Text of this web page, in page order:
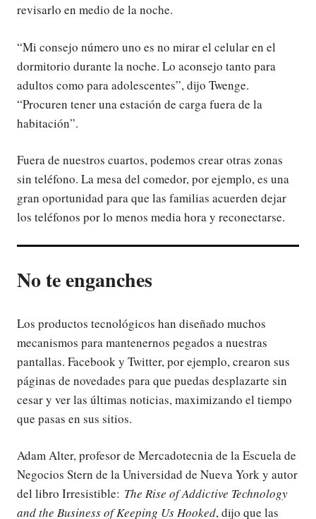
revisarlo en medio de la noche.
“Mi consejo número uno es no mirar el celular en el
dormitorio durante la noche. Lo aconsejo tanto para
adultos como para adolescentes”, dijo Twenge.
“Procuren tener una estación de carga fuera de la
habitación”.
Fuera de nuestros cuartos, podemos crear otras zonas
sin teléfono. La mesa del comedor, por ejemplo, es una
gran oportunidad para que las familias acuerden dejar
los teléfonos por lo menos media hora y reconectarse.
No te enganches
Los productos tecnológicos han diseñado muchos
mecanismos para mantenernos pegados a nuestras
pantallas. Facebook y Twitter, por ejemplo, crearon sus
páginas de novedades para que puedas desplazarte sin
cesar y ver las últimas noticias, maximizando el tiempo
que pasas en sus sitios.
Adam Alter, profesor de Mercadotecnia de la Escuela de
Negocios Stern de la Universidad de Nueva York y autor
del libro Irresistible: The Rise of Addictive Technology
and the Business of Keeping Us Hooked, dijo que las